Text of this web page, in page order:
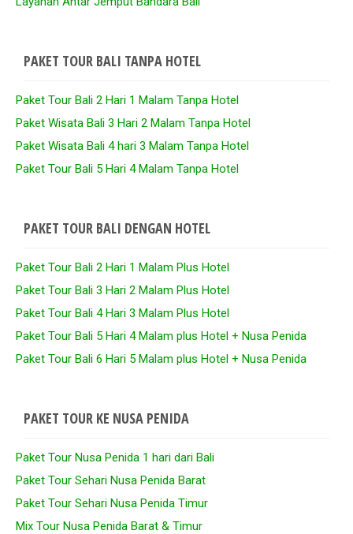
PAKET TOUR BALI TANPA HOTEL
Paket Tour Bali 2 Hari 1 Malam Tanpa Hotel
Paket Wisata Bali 3 Hari 2 Malam Tanpa Hotel
Paket Wisata Bali 4 hari 3 Malam Tanpa Hotel
Paket Tour Bali 5 Hari 4 Malam Tanpa Hotel
PAKET TOUR BALI DENGAN HOTEL
Paket Tour Bali 2 Hari 1 Malam Plus Hotel
Paket Tour Bali 3 Hari 2 Malam Plus Hotel
Paket Tour Bali 4 Hari 3 Malam Plus Hotel
Paket Tour Bali 5 Hari 4 Malam plus Hotel + Nusa Penida
Paket Tour Bali 6 Hari 5 Malam plus Hotel + Nusa Penida
PAKET TOUR KE NUSA PENIDA
Paket Tour Nusa Penida 1 hari dari Bali
Paket Tour Sehari Nusa Penida Barat
Paket Tour Sehari Nusa Penida Timur
Mix Tour Nusa Penida Barat & Timur